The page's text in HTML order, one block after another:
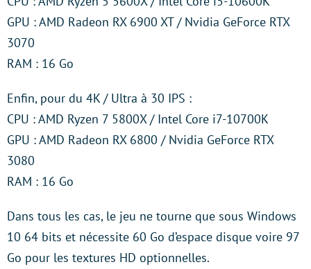
GPU : AMD Radeon RX 6900 XT / Nvidia GeForce RTX
3070
RAM : 16 Go
Enfin, pour du 4K / Ultra à 30 IPS :
CPU : AMD Ryzen 7 5800X / Intel Core i7-10700K
GPU : AMD Radeon RX 6800 / Nvidia GeForce RTX
3080
RAM : 16 Go
Dans tous les cas, le jeu ne tourne que sous Windows
10 64 bits et nécessite 60 Go d’espace disque voire 97
Go pour les textures HD optionnelles.